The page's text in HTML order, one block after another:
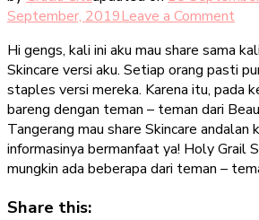
September, 2019Leave a Commenton
Hi gengs, kali ini aku mau share sama
Skincare versi aku. Setiap orang pasti
staples versi mereka. Karena itu, pada
bareng dengan teman – teman dari
Tangerang mau share Skincare andalan
informasinya bermanfaat ya! Holy Grail
mungkin ada beberapa dari teman –
Share this: